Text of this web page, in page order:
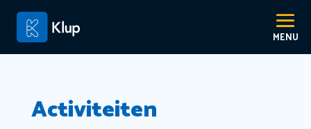
Activiteiten